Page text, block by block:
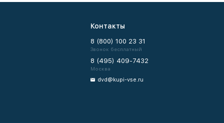
Контакты
8 (800) 100 23 31
Звонок бесплатный
8 (495) 409-7432
Москва
dvd@kupi-vse.ru